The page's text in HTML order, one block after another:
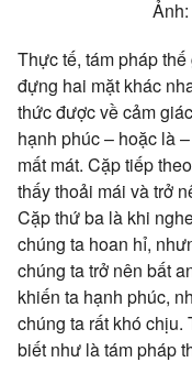
Thực tế, tám pháp
đựng hai mặt khác
thức được về cảm
hạnh phúc – hoặc là
mất mát. Cặp tiếp
thấy thoải mái và trở
Cặp thứ ba là khi
chúng ta hoan hỉ,
chúng ta trở nên bất
khiến ta hạnh phúc,
chúng ta rất khó
biết như là tám pháp